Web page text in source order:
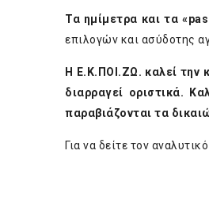
Τα ημίμετρα και τα
επιλογών και ασύδοτης
Η Ε.Κ.ΠΟΙ.ΖΩ. καλεί την
διαρραγεί οριστικά.
παραβιάζονται τα
Για να δείτε τον